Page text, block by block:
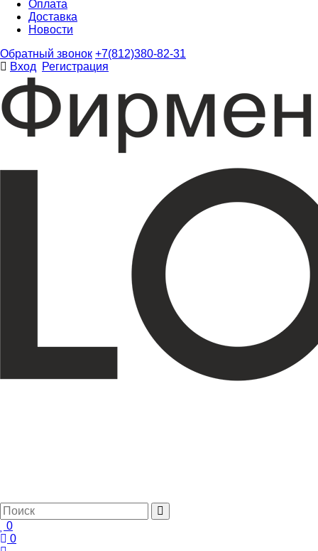
Оплата
Доставка
Новости
Обратный звонок +7(812)380-82-31
Вход
Регистрация
0
0